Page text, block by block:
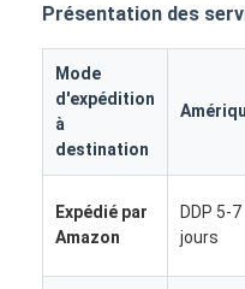
Présentation des
Mode
d'expédition
à
destination
Expédié par
Amazon
DDP 5-7
jours